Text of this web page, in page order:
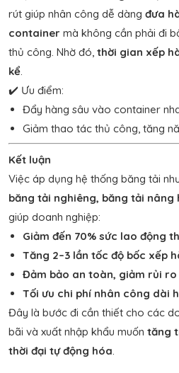
rút giúp nhân công dễ dàng đưa
container mà không cần phải đi
thủ công. Nhờ đó, thời gian xếp
kể.
✔️ Ưu điểm:
Đẩy hàng sâu vào container
Giảm thao tác thủ công, tăng
Kết luận
Việc áp dụng hệ thống băng tải
băng tải nghiêng, băng tải
giúp doanh nghiệp:
Giảm đến 70% sức lao động
Tăng 2–3 lần tốc độ bốc xếp
Đảm bảo an toàn, giảm rủi ro
Tối ưu chi phí nhân công dài
Đây là bước đi cần thiết cho các
bãi và xuất nhập khẩu muốn tăng
thời đại tự động hóa.